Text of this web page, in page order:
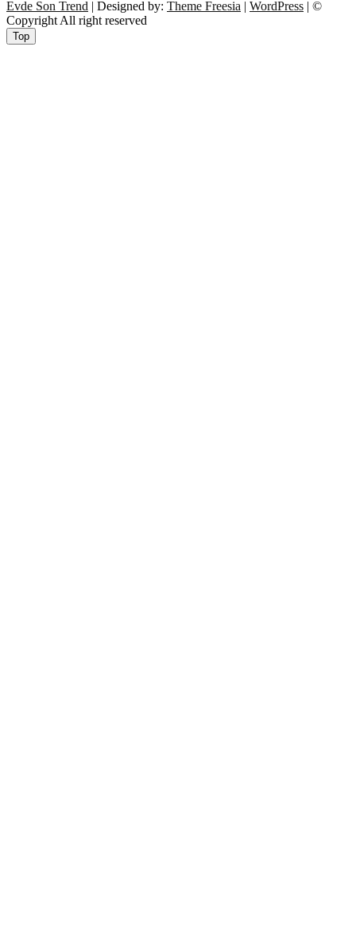
Evde Son Trend | Designed by: Theme Freesia | WordPress | ©
Copyright All right reserved
Top